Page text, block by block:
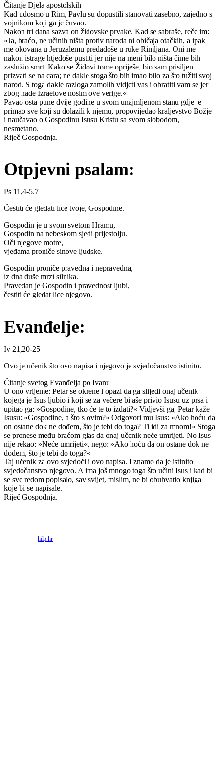
Čitanje Djela apostolskih
Kad uđosmo u Rim, Pavlu su dopustili stanovati zasebno, zajedno s
vojnikom koji ga je čuvao.
Nakon tri dana sazva on židovske prvake. Kad se sabraše, reče im:
»Ja, braćo, ne učinih ništa protiv naroda ni običaja otačkih, a ipak
me okovana u Jeruzalemu predadoše u ruke Rimljana. Oni me
nakon istrage htjedoše pustiti jer nije na meni bilo ništa čime bih
zaslužio smrt. Kako se Židovi tome opriješe, bio sam prisiljen
prizvati se na cara; ne dakle stoga što bih imao bilo za što tužiti svoj
narod. S toga dakle razloga zamolih vidjeti vas i obratiti vam se jer
zbog nade Izraelove nosim ove verige.«
Pavao osta pune dvije godine u svom unajmljenom stanu gdje je
primao sve koji su dolazili k njemu, propovijedao kraljevstvo Božje
i naučavao o Gospodinu Isusu Kristu sa svom slobodom,
nesmetano.
Riječ Gospodnja.
Otpjevni psalam:
Ps 11,4-5.7
Čestiti će gledati lice tvoje, Gospodine.
Gospodin je u svom svetom Hramu,
Gospodin na nebeskom sjedi prijestolju.
Oči njegove motre,
vjeđama proniče sinove ljudske.
Gospodin proniče pravedna i nepravedna,
iz dna duše mrzi silnika.
Pravedan je Gospodin i pravednost ljubi,
čestiti će gledat lice njegovo.
Evanđelje:
Iv 21,20-25
Ovo je učenik što ovo napisa i njegovo je svjedočanstvo istinito.
Čitanje svetog Evanđelja po Ivanu
U ono vrijeme: Petar se okrene i opazi da ga slijedi onaj učenik
kojega je Isus ljubio i koji se za večere bijaše privio Isusu uz prsa i
upitao ga: »Gospodine, tko će te to izdati?« Vidjevši ga, Petar kaže
Isusu: »Gospodine, a što s ovim?« Odgovori mu Isus: »Ako hoću da
on ostane dok ne dođem, što je tebi do toga? Ti idi za mnom!« Stoga
se pronese među braćom glas da onaj učenik neće umrijeti. No Isus
nije rekao: »Neće umrijeti«, nego: »Ako hoću da on ostane dok ne
dođem, što je tebi do toga?«
Taj učenik za ovo svjedoči i ovo napisa. I znamo da je istinito
svjedočanstvo njegovo. A ima još mnogo toga što učini Isus i kad bi
se sve redom popisalo, sav svijet, mislim, ne bi obuhvatio knjiga
koje bi se napisale.
Riječ Gospodnja.
Izvor:hilp.hr